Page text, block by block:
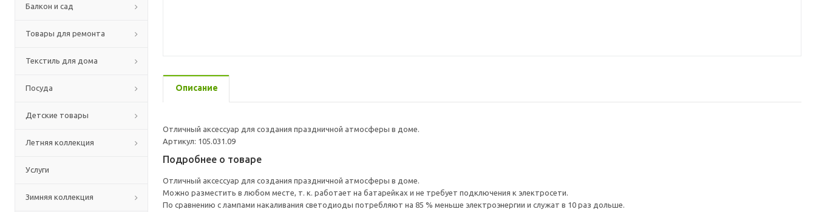
Балкон и сад
Товары для ремонта
Текстиль для дома
Посуда
Детские товары
Летняя коллекция
Услуги
Зимняя коллекция
Описание
Отличный аксессуар для создания праздничной атмосферы в доме.
Артикул: 105.031.09
Подробнее о товаре
Отличный аксессуар для создания праздничной атмосферы в доме.
Можно разместить в любом месте, т. к. работает на батарейках и не требует подключения к электросети.
По сравнению с лампами накаливания светодиоды потребляют на 85 % меньше электроэнергии и служат в 10 раз дольше.